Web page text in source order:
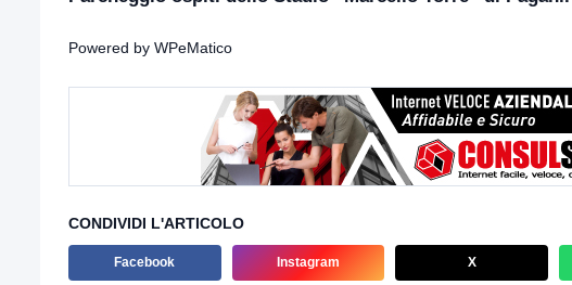
Powered by WPeMatico
CONDIVIDI L'ARTICOLO
Facebook Instagram X